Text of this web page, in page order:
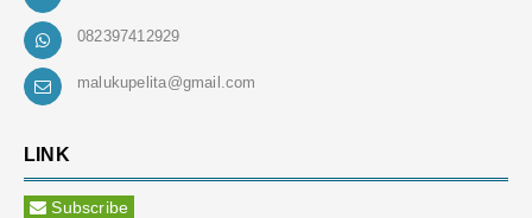
082397412929
malukupelita@gmail.com
LINK
Subscribe